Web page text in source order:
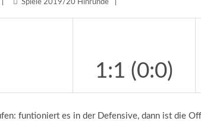
Spiele 2019/20 Hinrunde
1:1 (0:0)
funtioniert es in der Defensive, dann ist die